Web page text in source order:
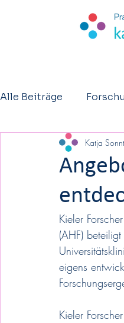
Alle Beiträge
KurzberichteKatja
Kieler
(AHF)
eigens
Kieler